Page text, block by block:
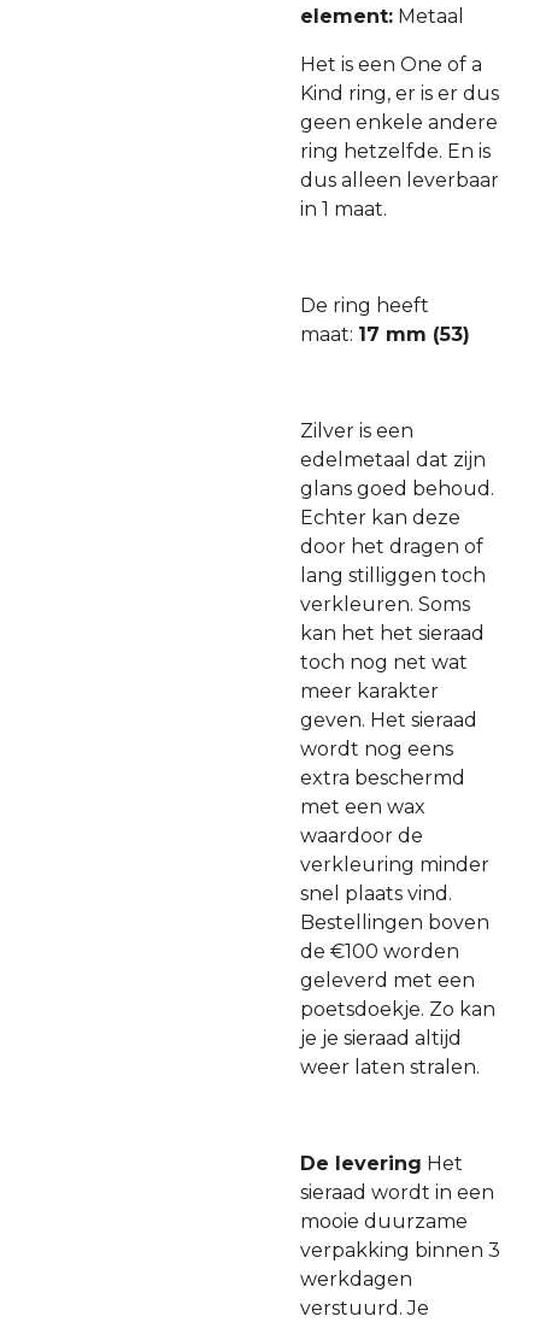
element: Metaal
Het is een One of a
Kind ring, er is er dus
geen enkele andere
ring hetzelfde. En is
dus alleen leverbaar
in 1 maat.
De ring heeft
maat: 17 mm (53)
Zilver is een
edelmetaal dat zijn
glans goed behoud.
Echter kan deze
door het dragen of
lang stilliggen toch
verkleuren. Soms
kan het het sieraad
toch nog net wat
meer karakter
geven. Het sieraad
wordt nog eens
extra beschermd
met een wax
waardoor de
verkleuring minder
snel plaats vind.
Bestellingen boven
de €100 worden
geleverd met een
poetsdoekje. Zo kan
je je sieraad altijd
weer laten stralen.
De levering Het
sieraad wordt in een
mooie duurzame
verpakking binnen 3
werkdagen
verstuurd. Je